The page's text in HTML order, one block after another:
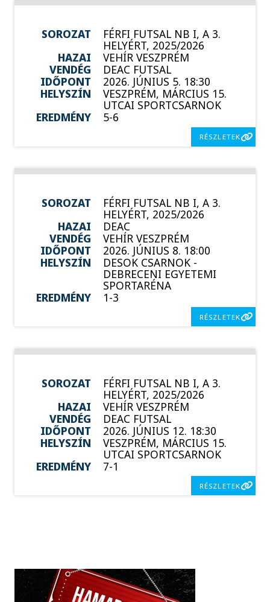
SOROZAT FÉRFI FUTSAL NB I, A 3.
HELYÉRT, 2025/2026
HAZAI
VEHÍR VESZPRÉM
VENDÉG
DEAC FUTSAL
IDŐPONT
2026. JÚNIUS 5. 18:30
HELYSZÍN
VESZPRÉM, MÁRCIUS 15.
UTCAI SPORTCSARNOK
EREDMÉNY
5-6
RÉSZLETEK
SOROZAT FÉRFI FUTSAL NB I, A 3.
HELYÉRT, 2025/2026
HAZAI
DEAC
VENDÉG
VEHÍR VESZPRÉM
IDŐPONT
2026. JÚNIUS 8. 18:00
HELYSZÍN
DESOK CSARNOK -
DEBRECENI EGYETEMI
SPORTARÉNA
EREDMÉNY
1-3
RÉSZLETEK
SOROZAT FÉRFI FUTSAL NB I, A 3.
HELYÉRT, 2025/2026
HAZAI
VEHÍR VESZPRÉM
VENDÉG
DEAC FUTSAL
IDŐPONT
2026. JÚNIUS 12. 18:30
HELYSZÍN
VESZPRÉM, MÁRCIUS 15.
UTCAI SPORTCSARNOK
EREDMÉNY
7-1
RÉSZLETEK